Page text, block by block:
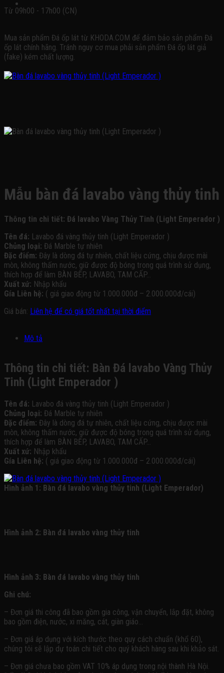
Từ 09h00 - 17h00 (CN)
Mua sản phẩm Đá ốp lát từ KHODA.COM để đảm bảo sản phẩm Đá
ốp lát chính hãng. Tránh nguy cơ mua phải sản phẩm Đá ốp lát giả
(fake) kém chất lượng.
Mẫu bàn đá lavabo vàng thủy tinh
Thông tin chi tiết: Đá lavabo Vàng Thủy Tinh (Light Emperador )
Tên đá: Lavabo đá vàng thủy tinh (Light Emperador )
Chủng loại: Đá Marble tự nhiên
Đặc điểm: Đây là dòng đá tự nhiên, chất liệu cứng, chịu được mài
mòn, không thấm nước, giữ được độ bóng trong quá trình sử dụng,
thích hợp để làm BÀN BẾP, LAVABO, TAM CẤP…
Xuất xứ: Nhập khẩu
Gía Liên hệ: ( giá giao động từ 1.000.000đ – 2.000.000đ/cái)
Giá bán: Liên hệ để có giá tốt nhất tại thời điểm
Mô tả
Thông tin chi tiết: Bàn Đá lavabo Vàng Thủy
Tinh (Light Emperador )
Tên đá: Lavabo đá vàng thủy tinh (Light Emperador )
Chủng loại: Đá Marble tự nhiên
Đặc điểm: Đây là dòng đá tự nhiên, chất liệu cứng, chịu được mài
mòn, không thấm nước, giữ được độ bóng trong quá trình sử dụng,
thích hợp để làm BÀN BẾP, LAVABO, TAM CẤP…
Xuất xứ: Nhập khẩu
Gía Liên hệ: ( giá giao động từ 1.000.000đ – 2.000.000đ/cái)
Hình ảnh 1: Bàn đá lavabo vàng thủy tinh (Light Emperador)
Hình ảnh 2: Bàn đá lavabo vàng thủy tinh
Hình ảnh 3: Bàn đá lavabo vàng thủy tinh
Ghi chú:
– Đơn giá thi công đã bao gồm gia công, vận chuyển, lắp đặt, không
bao gồm điện, nước, xi măng, cát, giàn giáo…
– Đơn giá áp dụng với kích thước theo quy cách chuẩn (khổ 60),
chúng tôi sẽ lập dự toán chi tiết cho quý khách hàng sau khi khảo sát.
– Đơn giá chưa bao gồm VAT 10% áp dụng trong nội thành Hà Nội.